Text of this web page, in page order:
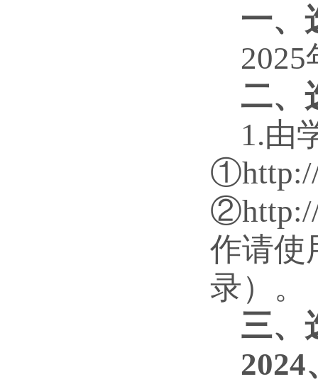
一、
2025
二、
1.由
①http://
②http://
作请使
录）。
三、